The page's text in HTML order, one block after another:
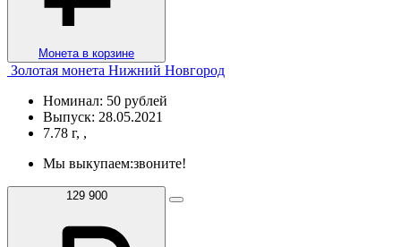
Монета в корзине
Золотая монета Нижний Новгород
Номинал: 50 рублей
Выпуск: 28.05.2021
7.78 г, ,
Мы выкупаем:звоните!
129 900